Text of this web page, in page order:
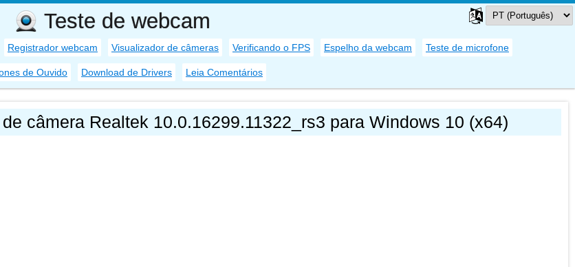
Teste de webcam
Registrador webcam Visualizador de câmeras Verificando o FPS Espelho da webcam Teste de microfone
de Ouvido Download de Drivers Leia Comentários
câmera Realtek 10.0.16299.11322_rs3 para Windows 10 (x64)